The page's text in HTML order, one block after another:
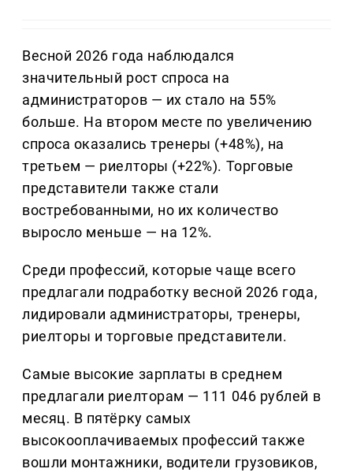
Весной 2026 года наблюдался
значительный рост спроса на
администраторов — их стало на 55%
больше. На втором месте по увеличению
спроса оказались тренеры (+48%), на
третьем — риелторы (+22%). Торговые
представители также стали
востребованными, но их количество
выросло меньше — на 12%.
Среди профессий, которые чаще всего
предлагали подработку весной 2026 года,
лидировали администраторы, тренеры,
риелторы и торговые представители.
Самые высокие зарплаты в среднем
предлагали риелторам — 111 046 рублей в
месяц. В пятёрку самых
высокооплачиваемых профессий также
вошли монтажники, водители грузовиков,